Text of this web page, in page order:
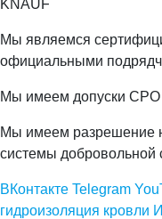
KNAUF
Мы являемся
официальными
Мы имеем допуски
Мы имеем разрешение
системы добровольной
ВКонтакте Telegram
гидроизоляция кровли